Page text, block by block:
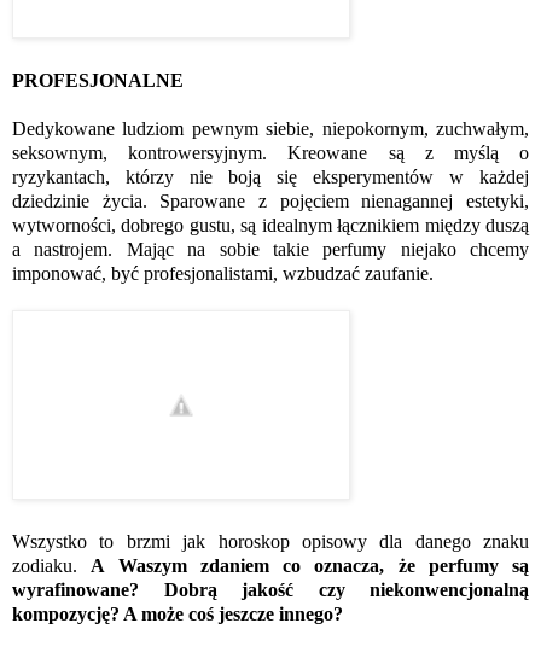
PROFESJONALNE
Dedykowane ludziom pewnym siebie, niepokornym, zuchwałym,
seksownym, kontrowersyjnym. Kreowane są z myślą o
ryzykantach, którzy nie boją się eksperymentów w każdej
dziedzinie życia. Sparowane z pojęciem nienagannej estetyki,
wytworności, dobrego gustu, są idealnym łącznikiem między duszą
a nastrojem. Mając na sobie takie perfumy niejako chcemy
imponować, być profesjonalistami, wzbudzać zaufanie.
Wszystko to brzmi jak horoskop opisowy dla danego znaku
zodiaku. A Waszym zdaniem co oznacza, że perfumy są
wyrafinowane? Dobrą jakość czy niekonwencjonalną
kompozycję? A może coś jeszcze innego?